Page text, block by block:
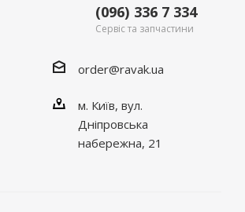
(096) 336 7 334
Сервіс та запчастини
order@ravak.ua
м. Київ, вул.
Дніпровська
набережна, 21